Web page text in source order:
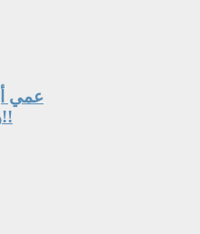
عمي
و بهلوان بس احنه دماغ سزية!!